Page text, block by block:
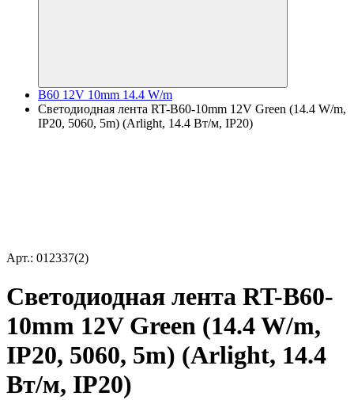
B60 12V 10mm 14.4 W/m
Светодиодная лента RT-B60-10mm 12V Green (14.4 W/m,
IP20, 5060, 5m) (Arlight, 14.4 Вт/м, IP20)
Арт.: 012337(2)
Светодиодная лента RT-B60-
10mm 12V Green (14.4 W/m,
IP20, 5060, 5m) (Arlight, 14.4
Вт/м, IP20)